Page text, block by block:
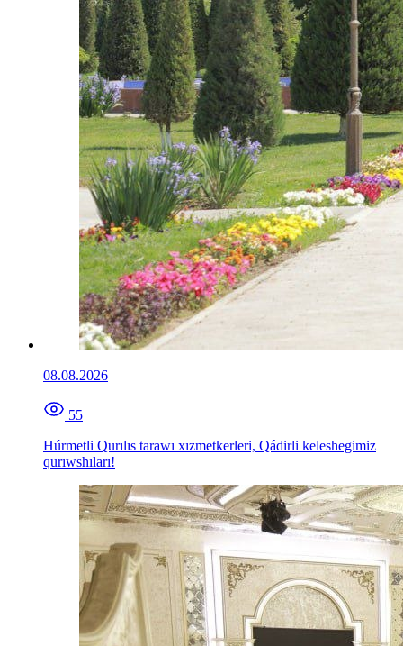
08.08.2026
55
Húrmetli Qurılıs tarawı xızmetkerleri, Qádirli keleshegimiz
qurıwshıları!